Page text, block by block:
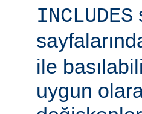
INCLUDES
ile
uygun